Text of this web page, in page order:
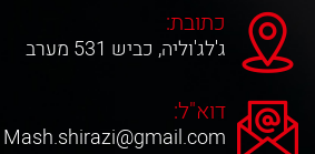
כתובת:
ג'לג'וליה, כביש 531 מערב
דוא"ל:
Mash.shirazi@gmail.com